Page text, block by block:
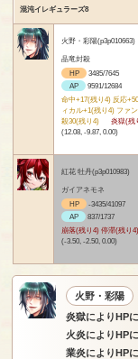
混沌イレギュラーズ8
火野・彩陽(p3p010663)
晶竜封殺
HP
3485/7645
AP
9591/12684
命中+17(残り4) 反応
ィカル+1(残り4) ファ
殺30(残り4)
炎獄(残
(12.08, -9.87, 0.00)
紅花 牡丹(p3p010983)
ガイアネモネ
HP
-3435/41097
AP
837/1737
崩落(残り4) 停滞(残り4)
(-3.50, -2.50, 0.00)
火野・彩陽
炎獄によりHP
火炎によりHP
業炎によりHP